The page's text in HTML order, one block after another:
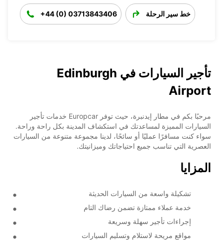
+44 (0) 03713843406 خط سير الرحلة
تأجير السيارات في Edinburgh
Airport
مرحبًا بكم في مطار إيدنبرة، حيث توفر Europcar خدمات تأجير
السيارات المميزة لمساعدتك في استكشاف المدينة بكل راحة وراحة.
سواء كنت مسافرًا عمليًا أو سائحًا، لدينا مجموعة متنوعة من السيارات
العصرية التي تناسب جميع احتياجاتك وميزانيتك.
المزايا
تشكيلة واسعة من السيارات الحديثة
خدمة عملاء ممتازة تضمن رضاك التام
إجراءات تأجير سهلة وسريعة
مواقع مريحة لاستلام وتسليم السيارات